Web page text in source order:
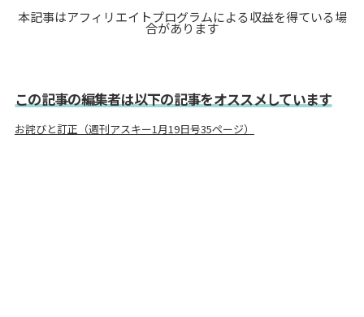
本記事はアフィリエイトプログラムによる収益を得ている場
合があります
この記事の編集者は以下の記事をオススメしています
お詫びと訂正（週刊アスキー1月19日号35ページ）